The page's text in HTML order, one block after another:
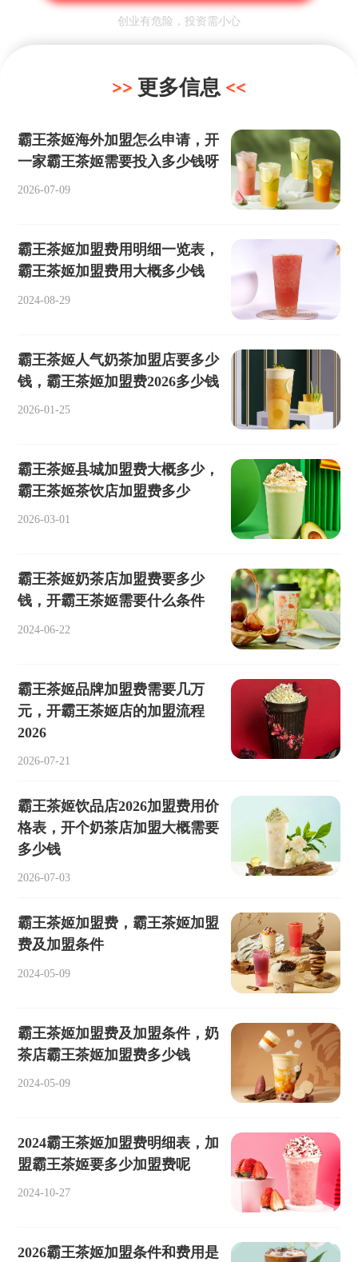
创业有危险，投资需小心
更多信息
霸王茶姬海外加盟怎么申请，开
一家霸王茶姬需要投入多少钱呀
2026-07-09
霸王茶姬加盟费用明细一览表，
霸王茶姬加盟费用大概多少钱
2024-08-29
霸王茶姬人气奶茶加盟店要多少
钱，霸王茶姬加盟费2026多少钱
2026-01-25
霸王茶姬县城加盟费大概多少，
霸王茶姬茶饮店加盟费多少
2026-03-01
霸王茶姬奶茶店加盟费要多少
钱，开霸王茶姬需要什么条件
2024-06-22
霸王茶姬品牌加盟费需要几万
元，开霸王茶姬店的加盟流程
2026
2026-07-21
霸王茶姬饮品店2026加盟费用价
格表，开个奶茶店加盟大概需要
多少钱
2026-07-03
霸王茶姬加盟费，霸王茶姬加盟
费及加盟条件
2024-05-09
霸王茶姬加盟费及加盟条件，奶
茶店霸王茶姬加盟费多少钱
2024-05-09
2024霸王茶姬加盟费明细表，加
盟霸王茶姬要多少加盟费呢
2024-10-27
2026霸王茶姬加盟条件和费用是